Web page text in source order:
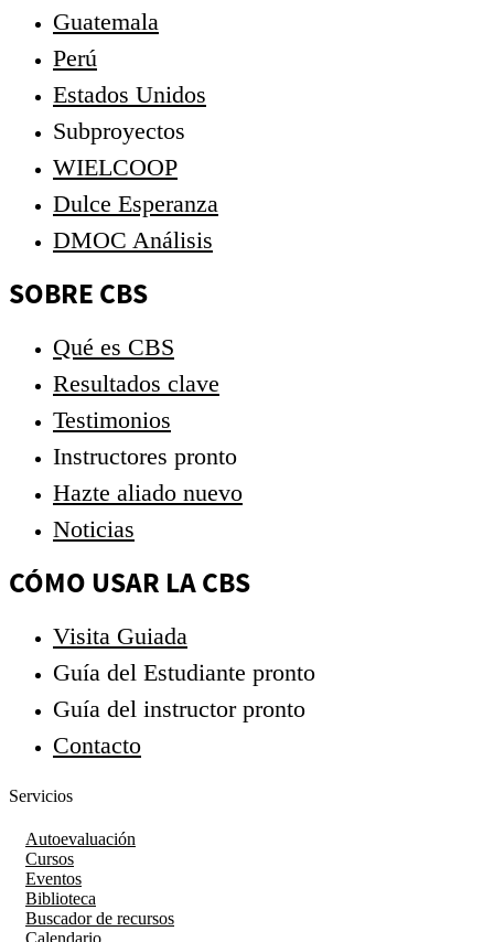
Guatemala
Perú
Estados Unidos
Subproyectos
WIELCOOP
Dulce Esperanza
DMOC Análisis
SOBRE CBS
Qué es CBS
Resultados clave
Testimonios
Instructores pronto
Hazte aliado nuevo
Noticias
CÓMO USAR LA CBS
Visita Guiada
Guía del Estudiante pronto
Guía del instructor pronto
Contacto
Servicios
Autoevaluación
Cursos
Eventos
Biblioteca
Buscador de recursos